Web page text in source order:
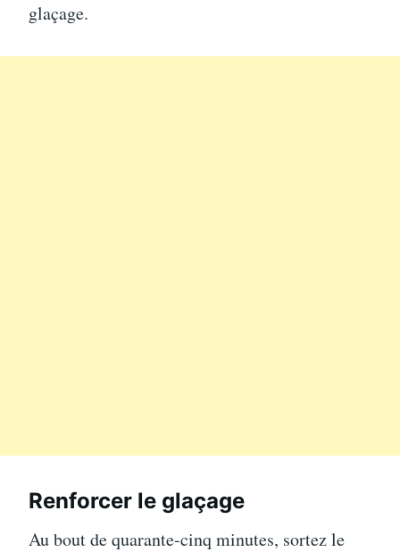
glaçage.
Renforcer le glaçage
Au bout de quarante-cinq minutes, sortez le